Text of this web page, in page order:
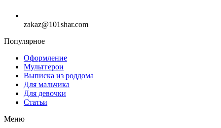
zakaz@101shar.com
Популярное
Оформление
Мультгерои
Выписка из роддома
Для мальчика
Для девочки
Статьи
Меню